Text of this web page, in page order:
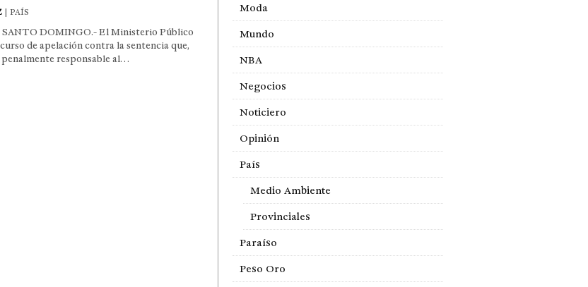
| PAÍS
DOMINGO.- El Ministerio Público
de apelación contra la sentencia que,
responsable al…
Moda
Mundo
NBA
Negocios
Noticiero
Opinión
País
Medio Ambiente
Provinciales
Paraíso
Peso Oro